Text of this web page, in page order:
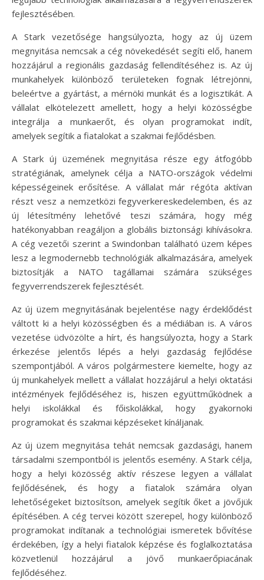
fejlesztésében.
A Stark vezetősége hangsúlyozta, hogy az új üzem
megnyitása nemcsak a cég növekedését segíti elő, hanem
hozzájárul a regionális gazdaság fellendítéséhez is. Az új
munkahelyek különböző területeken fognak létrejönni,
beleértve a gyártást, a mérnöki munkát és a logisztikát. A
vállalat elkötelezett amellett, hogy a helyi közösségbe
integrálja a munkaerőt, és olyan programokat indít,
amelyek segítik a fiatalokat a szakmai fejlődésben.
A Stark új üzemének megnyitása része egy átfogóbb
stratégiának, amelynek célja a NATO-országok védelmi
képességeinek erősítése. A vállalat már régóta aktívan
részt vesz a nemzetközi fegyverkereskedelemben, és az
új létesítmény lehetővé teszi számára, hogy még
hatékonyabban reagáljon a globális biztonsági kihívásokra.
A cég vezetői szerint a Swindonban található üzem képes
lesz a legmodernebb technológiák alkalmazására, amelyek
biztosítják a NATO tagállamai számára szükséges
fegyverrendszerek fejlesztését.
Az új üzem megnyitásának bejelentése nagy érdeklődést
váltott ki a helyi közösségben és a médiában is. A város
vezetése üdvözölte a hírt, és hangsúlyozta, hogy a Stark
érkezése jelentős lépés a helyi gazdaság fejlődése
szempontjából. A város polgármestere kiemelte, hogy az
új munkahelyek mellett a vállalat hozzájárul a helyi oktatási
intézmények fejlődéséhez is, hiszen együttműködnek a
helyi iskolákkal és főiskolákkal, hogy gyakornoki
programokat és szakmai képzéseket kínáljanak.
Az új üzem megnyitása tehát nemcsak gazdasági, hanem
társadalmi szempontból is jelentős esemény. A Stark célja,
hogy a helyi közösség aktív részese legyen a vállalat
fejlődésének, és hogy a fiatalok számára olyan
lehetőségeket biztosítson, amelyek segítik őket a jövőjük
építésében. A cég tervei között szerepel, hogy különböző
programokat indítanak a technológiai ismeretek bővítése
érdekében, így a helyi fiatalok képzése és foglalkoztatása
közvetlenül hozzájárul a jövő munkaerőpiacának
fejlődéséhez.